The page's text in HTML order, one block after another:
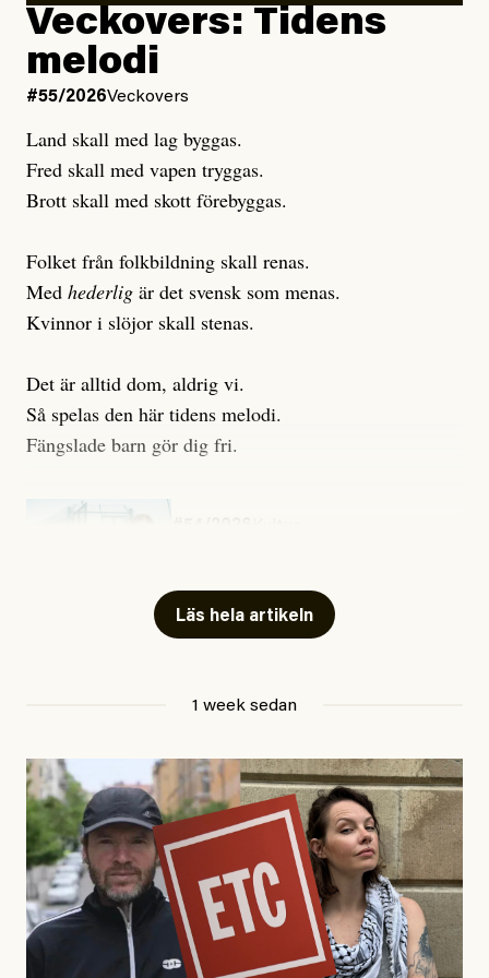
Publicerad3 August, 2026
Uppdaterad3 August, 2026
Veckovers: Tidens
melodi
#55/2026Veckovers
Land skall med lag byggas.
Fred skall med vapen tryggas.
Brott skall med skott förebyggas.
Folket från folkbildning skall renas.
Med hederlig är det svensk som menas.
Kvinnor i slöjor skall stenas.
Det är alltid dom, aldrig vi.
Så spelas den här tidens melodi.
Fängslade barn gör dig fri.
Läs hela artikeln
1 week sedan